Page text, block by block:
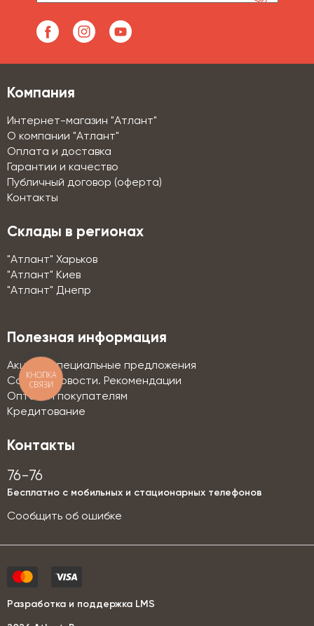
Компания
Интернет-магазин "Атлант"
О компании "Атлант"
Оплата и доставка
Гарантии и качество
Публичный договор (оферта)
Контакты
Склады в регионах
"Атлант" Харьков
"Атлант" Киев
"Атлант" Днепр
Полезная информация
Акции и специальные предложения
Советы. Новости. Рекомендации
Оптовым покупателям
Кредитование
Контакты
76-76
Бесплатно с мобильных и стационарных телефонов
Сообщить об ошибке
Разработка и поддержка LMS
КНОПКА
СВЯЗИ